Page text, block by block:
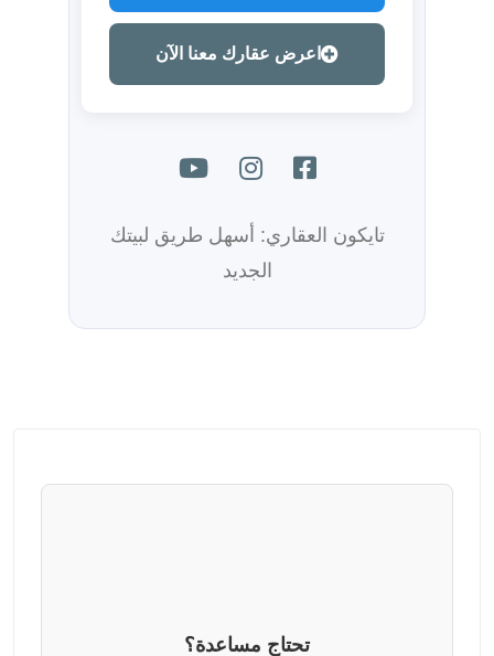
اعرض عقارك معنا الآن
تايكون العقاري: أسهل طريق لبيتك
الجديد
تحتاج مساعدة؟